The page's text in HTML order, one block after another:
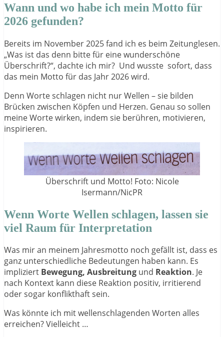
Wann und wo habe ich mein Motto für
2026 gefunden?
Bereits im November 2025 fand ich es beim Zeitunglesen.
„Was ist das denn bitte für eine wunderschöne
Überschrift?“, dachte ich mir? Und wusste sofort, dass
das mein Motto für das Jahr 2026 wird.
Denn Worte schlagen nicht nur Wellen – sie bilden
Brücken zwischen Köpfen und Herzen. Genau so sollen
meine Worte wirken, indem sie berühren, motivieren,
inspirieren.
Überschrift und Motto! Foto: Nicole
Isermann/NicPR
Wenn Worte Wellen schlagen, lassen sie
viel Raum für Interpretation
Was mir an meinem Jahresmotto noch gefällt ist, dass es
ganz unterschiedliche Bedeutungen haben kann. Es
impliziert Bewegung, Ausbreitung und Reaktion. Je
nach Kontext kann diese Reaktion positiv, irritierend
oder sogar konflikthaft sein.
Was könnte ich mit wellenschlagenden Worten alles
erreichen? Vielleicht …